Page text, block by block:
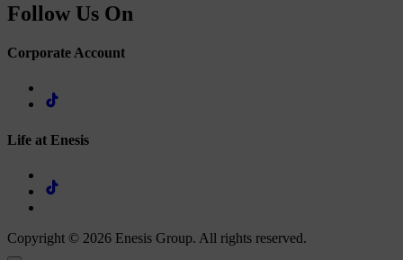
Follow Us On
Corporate Account
Life at Enesis
Copyright © 2026 Enesis Group. All rights reserved.